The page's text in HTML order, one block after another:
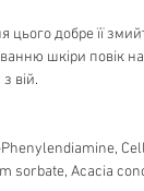
цього добре її
шкіри повік
вій.
sorbate, Acacia